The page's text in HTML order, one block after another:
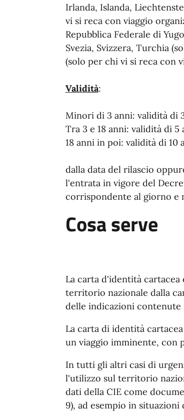
Irlanda, Islanda,
vi si reca con viaggio
Repubblica Federale di
Svezia, Svizzera, Turchia
(solo per chi vi si reca con
Validità:
Minori di 3 anni: validità di
Tra 3 e 18 anni: validità di 5
18 anni in poi: validità di 10
dalla data del rilascio
l'entrata in vigore del
corrispondente al giorno e
Cosa serve
La carta d'identità
territorio nazionale dalla
delle indicazioni contenute
La carta di identità
un viaggio imminente, con
In tutti gli altri casi di
l'utilizzo sul territorio
dati della CIE come
9), ad esempio in situazioni